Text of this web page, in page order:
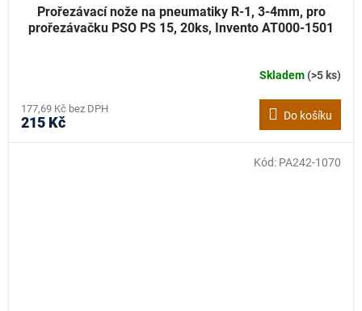
Prořezávací nože na pneumatiky R-1, 3-4mm, pro
prořezávačku PSO PS 15, 20ks, Invento AT000-1501
Skladem(>5 ks)
177,69 Kč bez DPH
215 Kč Do košíku
Kód: PA242-1070